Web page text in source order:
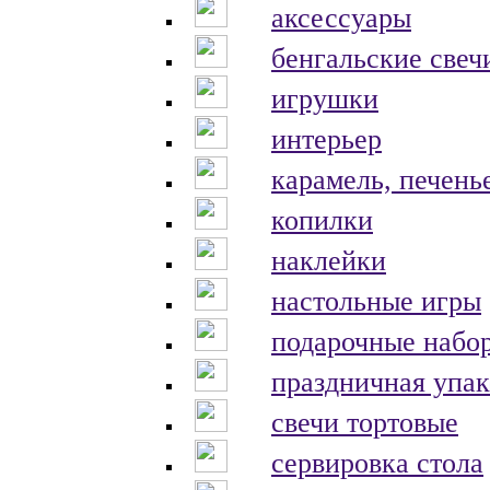
аксессуары
бенгальские
игрушки
интерьер
карамель,
копилки
наклейки
настольные игры
подарочные
праздничная
свечи тортовые
сервировка стола